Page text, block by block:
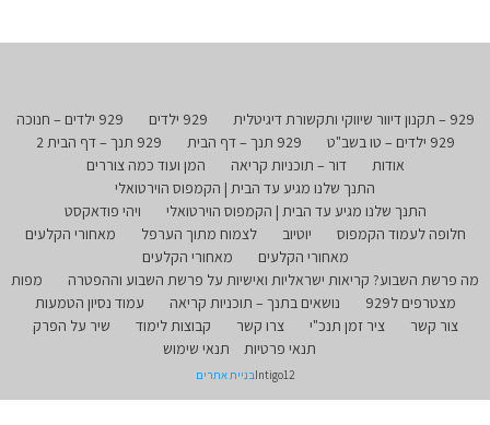
929 – תקנון דיוור שיווקי ותקשורת דיגיטלית 929 ילדים
929 ילדים – חנוכה
929 ילדים – טו בשב"ט
929 תנך – דף הבית
929 תנך – דף הבית 2
אודות
דור – תוכניות קריאה
המן ועוד כמה צוררים
התנך שלנו מגיע עד הבית | הקמפוס הוירטואלי
התנך שלנו מגיע עד הבית | הקמפוס הוירטואלי
ויהי פודאקסט
חלופה לעמוד הקמפוס
יוטיוב לצמוח מתוך הערפל
מאחורי הקלעים
מאחורי הקלעים
מאחורי הקלעים
מה פרשת השבוע? קריאות ישראליות ואישיות על פרשת השבוע וההפטרה
מפות
מצטרפים ל929
נושאים בתנך – תוכניות קריאה
עמוד נסיון הטמעות
צור קשר
ציר זמן תנכ"י צרו קשר קבוצות לימוד
שיר על הפרק
תנאי פרטיות
תנאי שימוש
Intigo12בניית אתרים